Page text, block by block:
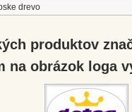
drevo
produktov
na obrázok loga